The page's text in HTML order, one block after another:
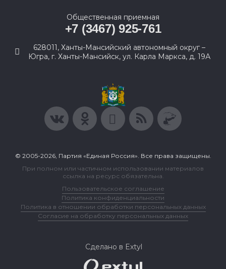
Общественная приемная
+7 (3467) 925-761
628011, Ханты-Мансийский автономный округ –
Югра, г. Ханты-Мансийск, ул. Карла Маркса, д. 19А
© 2005-2026, Партия «Единая Россия». Все права защищены.
При полном или частичном использовании материалов
ссылка на ресурс обязательна.
Пользовательское соглашение
Политика конфиденциальности
Политика в отношении обработки персональных данных
Согласие на обработку персональных данных
Сделано в Extyl